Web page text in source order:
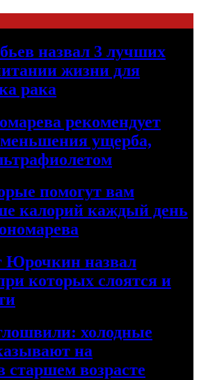
назвал 3 лучших
жизни для
рака
рекомендует
ущерба,
помогут вам
калорий каждый день
Юрочкин назвал
которых слоятся и
холодные
на
старшем возрасте